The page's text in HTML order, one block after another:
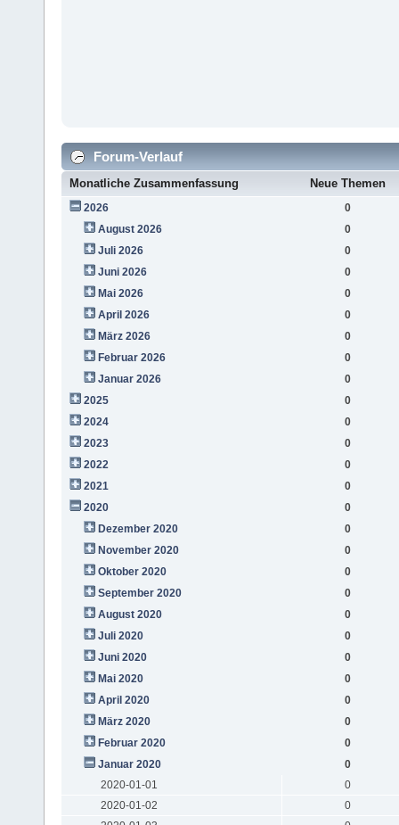
Forum-Verlauf
Monatliche Zusammenfassung Neue Themen
2026
0
August 2026
0
Juli 2026
0
Juni 2026
0
Mai 2026
0
April 2026
0
März 2026
0
Februar 2026
0
Januar 2026
0
2025
0
2024
0
2023
0
2022
0
2021
0
2020
0
Dezember 2020
0
November 2020
0
Oktober 2020
0
September 2020
0
August 2020
0
Juli 2020
0
Juni 2020
0
Mai 2020
0
April 2020
0
März 2020
0
Februar 2020
0
Januar 2020
0
2020-01-01
0
2020-01-02
0